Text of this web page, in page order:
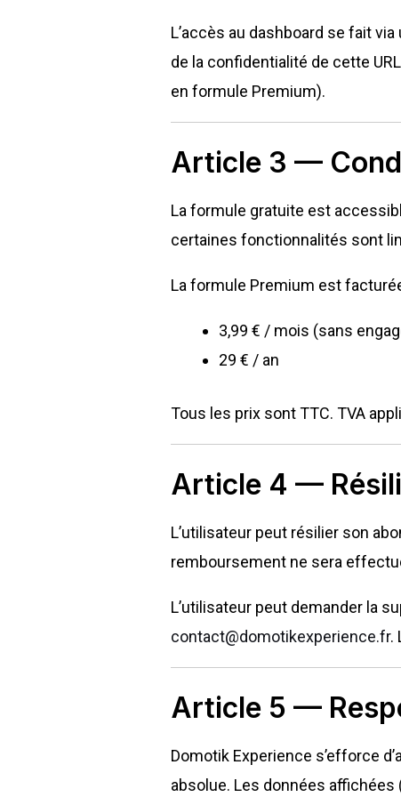
L’accès au dashboard se fait
de la confidentialité de cette
en formule Premium).
Article 3 —
La formule gratuite est
certaines fonctionnalités sont
La formule Premium est
3,99 € / mois (sans
29 € / an
Tous les prix sont TTC. TVA
Article 4 —
L’utilisateur peut résilier son
remboursement ne sera
L’utilisateur peut demander la
contact@domotikexperience.fr.
Article 5 —
Domotik Experience s’efforce
absolue. Les données